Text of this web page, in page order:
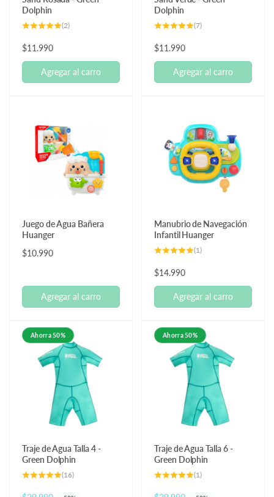
Dolphin
(2)2
Precio
habitual
$11.990
Agregar al carro
Dolphin
(7)7
Precio
habitual
$11.990
Agregar al carro
Juego de Agua Bañera
Huanger
Precio
$10.990
Agregar al carro
Manubrio de Navegación
Infantil Huanger
(1)1
Precio
habitual
$14.990
Agregar al carro
Ahorra 50%
Traje de Agua Talla 4 -
Green Dolphin
(16)16
Ahorra 50%
Traje de Agua Talla 6 -
Green Dolphin
(1)1